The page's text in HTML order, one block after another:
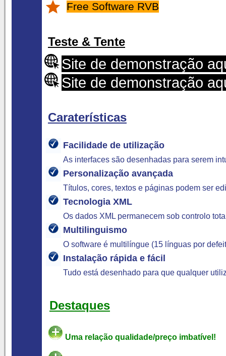
Free Software RVB
Teste & Tente
Site de demonstração
Site de demonstração
Caraterísticas
Facilidade de utilização
As interfaces são desenhadas para serem
Personalização avançada
Títulos, cores, textos e páginas podem ser
Tecnologia XML
Os dados XML permanecem sob controlo
Multilinguismo
O software é multilíngue (15 línguas por
Instalação rápida e fácil
Tudo está desenhado para que qualquer
Destaques
Uma relação qualidade/preço imbatível!